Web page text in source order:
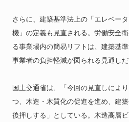
さらに、建築基準法上の「エレベー
機」の定義も見直される。労働安全
る事業場内の簡易リフトは、建築基
事業者の負担軽減が図られる見通しだ
国土交通省は、「今回の見直しによ
つ、木造・木質化の促進を進め、建
後押しする」としている。木造高層